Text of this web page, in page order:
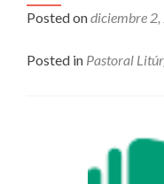
Posted ondiciembre
Posted in Pastoral